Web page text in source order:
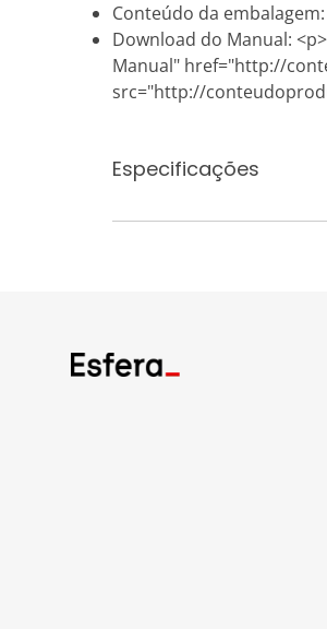
Conteúdo da
Download do Manual:
Manual" href="http://
src="http://
Especificações